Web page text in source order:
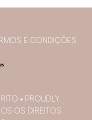
E CONDIÇÕES
• PROUDLY
OS DIREITOS